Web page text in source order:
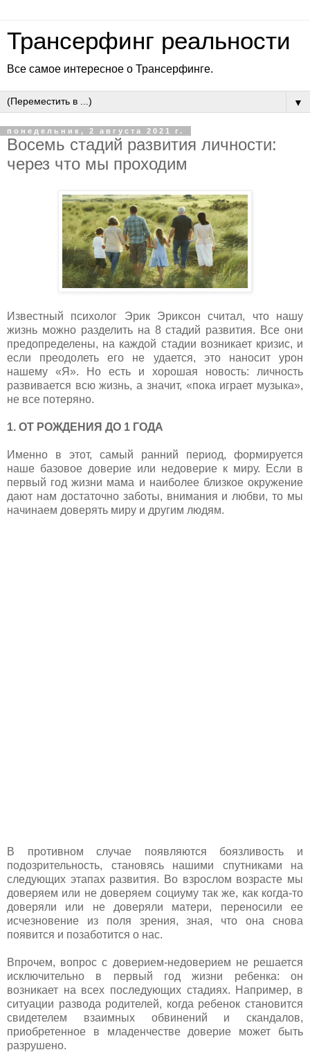
Трансерфинг реальности
Все самое интересное о Трансерфинге.
▼
понедельник, 2 августа 2021 г.
Восемь стадий развития личности:
через что мы проходим
Известный психолог Эрик Эриксон считал, что нашу
жизнь можно разделить на 8 стадий развития. Все они
предопределены, на каждой стадии возникает кризис, и
если преодолеть его не удается, это наносит урон
нашему «Я». Но есть и хорошая новость: личность
развивается всю жизнь, а значит, «пока играет музыка»,
не все потеряно.
1. ОТ РОЖДЕНИЯ ДО 1 ГОДА
Именно в этот, самый ранний период, формируется
наше базовое доверие или недоверие к миру. Если в
первый год жизни мама и наиболее близкое окружение
дают нам достаточно заботы, внимания и любви, то мы
начинаем доверять миру и другим людям.
В противном случае появляются боязливость и
подозрительность, становясь нашими спутниками на
следующих этапах развития. Во взрослом возрасте мы
доверяем или не доверяем социуму так же, как когда-то
доверяли или не доверяли матери, переносили ее
исчезновение из поля зрения, зная, что она снова
появится и позаботится о нас.
Впрочем, вопрос с доверием-недоверием не решается
исключительно в первый год жизни ребенка: он
возникает на всех последующих стадиях. Например, в
ситуации развода родителей, когда ребенок становится
свидетелем взаимных обвинений и скандалов,
приобретенное в младенчестве доверие может быть
разрушено.